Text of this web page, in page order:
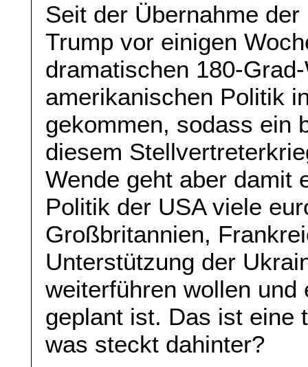
Seit der Übernahme
Trump vor einigen
dramatischen 180-
amerikanischen Politik
gekommen, sodass ein
diesem
Wende geht aber damit
Politik der USA viele
Großbritannien,
Unterstützung der
weiterführen wollen und
geplant ist. Das ist eine
was steckt dahinter?